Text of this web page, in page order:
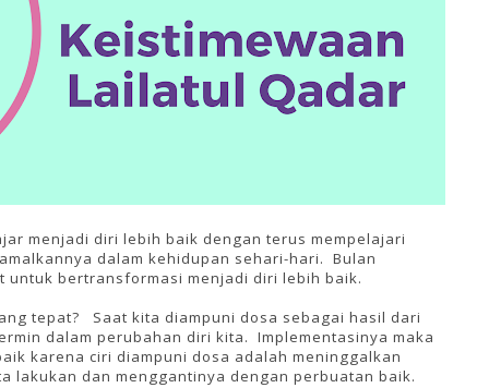
menjadi diri lebih baik dengan terus mempelajari
dalam kehidupan sehari-hari. Bulan
untuk bertransformasi menjadi diri lebih baik.
tepat? Saat kita diampuni dosa sebagai hasil dari
dalam perubahan diri kita. Implementasinya maka
karena ciri diampuni dosa adalah meninggalkan
lakukan dan menggantinya dengan perbuatan baik.